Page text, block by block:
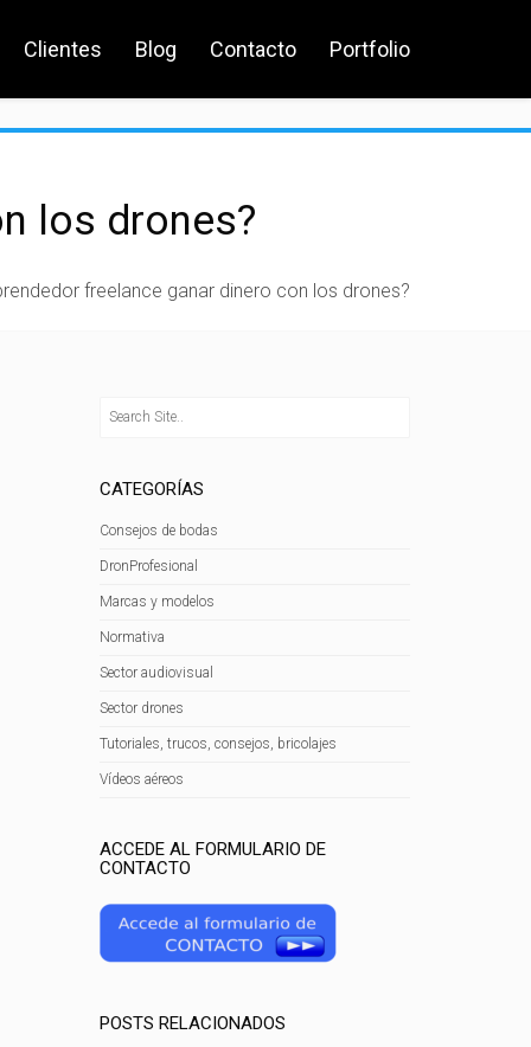
Clientes Blog Contacto Portfolio
los drones?
freelance ganar dinero con los drones?
CATEGORÍAS
Consejos de bodas
DronProfesional
Marcas y modelos
Normativa
Sector audiovisual
Sector drones
Tutoriales, trucos, consejos, bricolajes
Vídeos aéreos
ACCEDE AL FORMULARIO DE
CONTACTO
POSTS RELACIONADOS